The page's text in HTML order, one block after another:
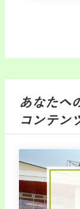
あなたへ
コンテン